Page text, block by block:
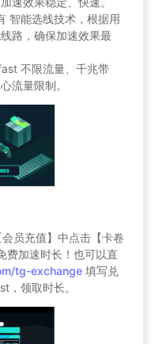
智能选线技术，根据用
路，确保加速效果最
不限流量、千兆带
流量限制。
员充值】中点击【卡卷
费加速时长！也可以直
tg-exchange 填写兑
领取时长。